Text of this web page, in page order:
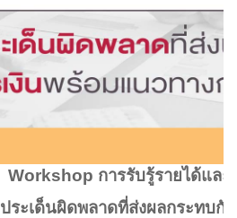
Workshop การรับรู้รายได้และ
ประเด็นผิดพลาดที่ส่งผลกระทบกับ